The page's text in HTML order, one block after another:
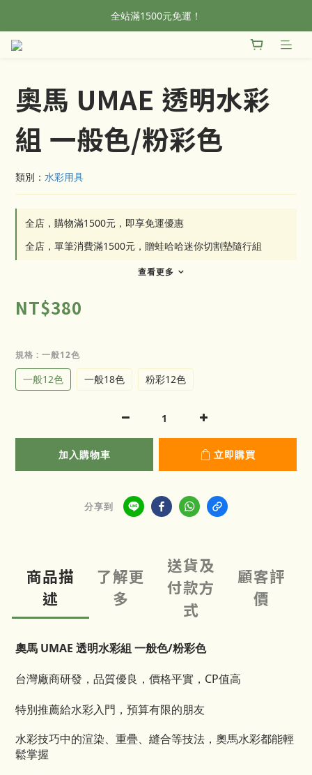
全站滿1500元免運！
全站滿1500元免運！
加入會員，首單輸入折扣碼NEWFROG，滿800現折50
奧馬 UMAE 透明水彩
組 一般色/粉彩色
類別： 水彩用具
全店，購物滿1500元，即享免運優惠
全店，單筆消費滿1500元，贈蛙哈哈迷你切割墊隨行組
查看更多
NT$380
規格 : 一般12色
一般12色 一般18色 粉彩12色
加入購物車 立即購買
分享到
商品描
述
了解更
多
送貨及
付款方
式
顧客評
價
奧馬 UMAE 透明水彩組 一般色/粉彩色
台灣廠商研發，品質優良，價格平實，CP值高
特別推薦給水彩入門，預算有限的朋友
水彩技巧中的渲染、重疊、縫合等技法，奧馬水彩都能輕
鬆掌握